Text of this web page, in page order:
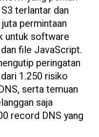
terlantar dan
permintaan
untuk software
file JavaScript.
peringatan
1.250 risiko
serta temuan
saja
record DNS yang